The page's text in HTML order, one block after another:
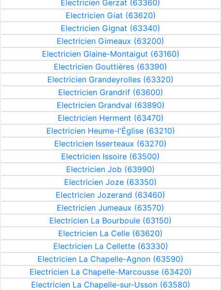
Electricien Gerzat (63360)
Electricien Giat (63620)
Electricien Gignat (63340)
Electricien Gimeaux (63200)
Electricien Glaine-Montaigut (63160)
Electricien Gouttières (63390)
Electricien Grandeyrolles (63320)
Electricien Grandrif (63600)
Electricien Grandval (63890)
Electricien Herment (63470)
Electricien Heume-l'Église (63210)
Electricien Isserteaux (63270)
Electricien Issoire (63500)
Electricien Job (63990)
Electricien Joze (63350)
Electricien Jozerand (63460)
Electricien Jumeaux (63570)
Electricien La Bourboule (63150)
Electricien La Celle (63620)
Electricien La Cellette (63330)
Electricien La Chapelle-Agnon (63590)
Electricien La Chapelle-Marcousse (63420)
Electricien La Chapelle-sur-Usson (63580)